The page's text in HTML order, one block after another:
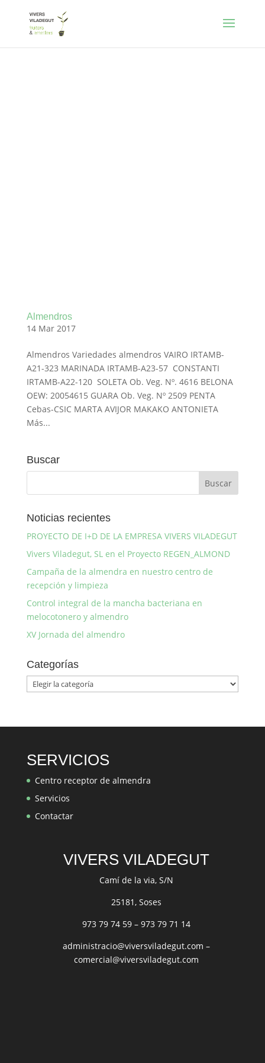
Almendros
14 Mar 2017
Almendros Variedades almendros VAIRO IRTAMB-
A21-323 MARINADA IRTAMB-A23-57 CONSTANTI
IRTAMB-A22-120 SOLETA Ob. Veg. Nº. 4616 BELONA
OEW: 20054615 GUARA Ob. Veg. Nº 2509 PENTA
Cebas-CSIC MARTA AVIJOR MAKAKO ANTONIETA
Más...
Buscar
Noticias recientes
PROYECTO DE I+D DE LA EMPRESA VIVERS VILADEGUT
Vivers Viladegut, SL en el Proyecto REGEN_ALMOND
Campaña de la almendra en nuestro centro de
recepción y limpieza
Control integral de la mancha bacteriana en
melocotonero y almendro
XV Jornada del almendro
Categorías
Categorías
SERVICIOS
Centro receptor de almendra
Servicios
Contactar
VIVERS VILADEGUT
Camí de la via, S/N
25181, Soses
973 79 74 59 –973 79 71 14
administracio@viversviladegut.com –
comercial@viversviladegut.com